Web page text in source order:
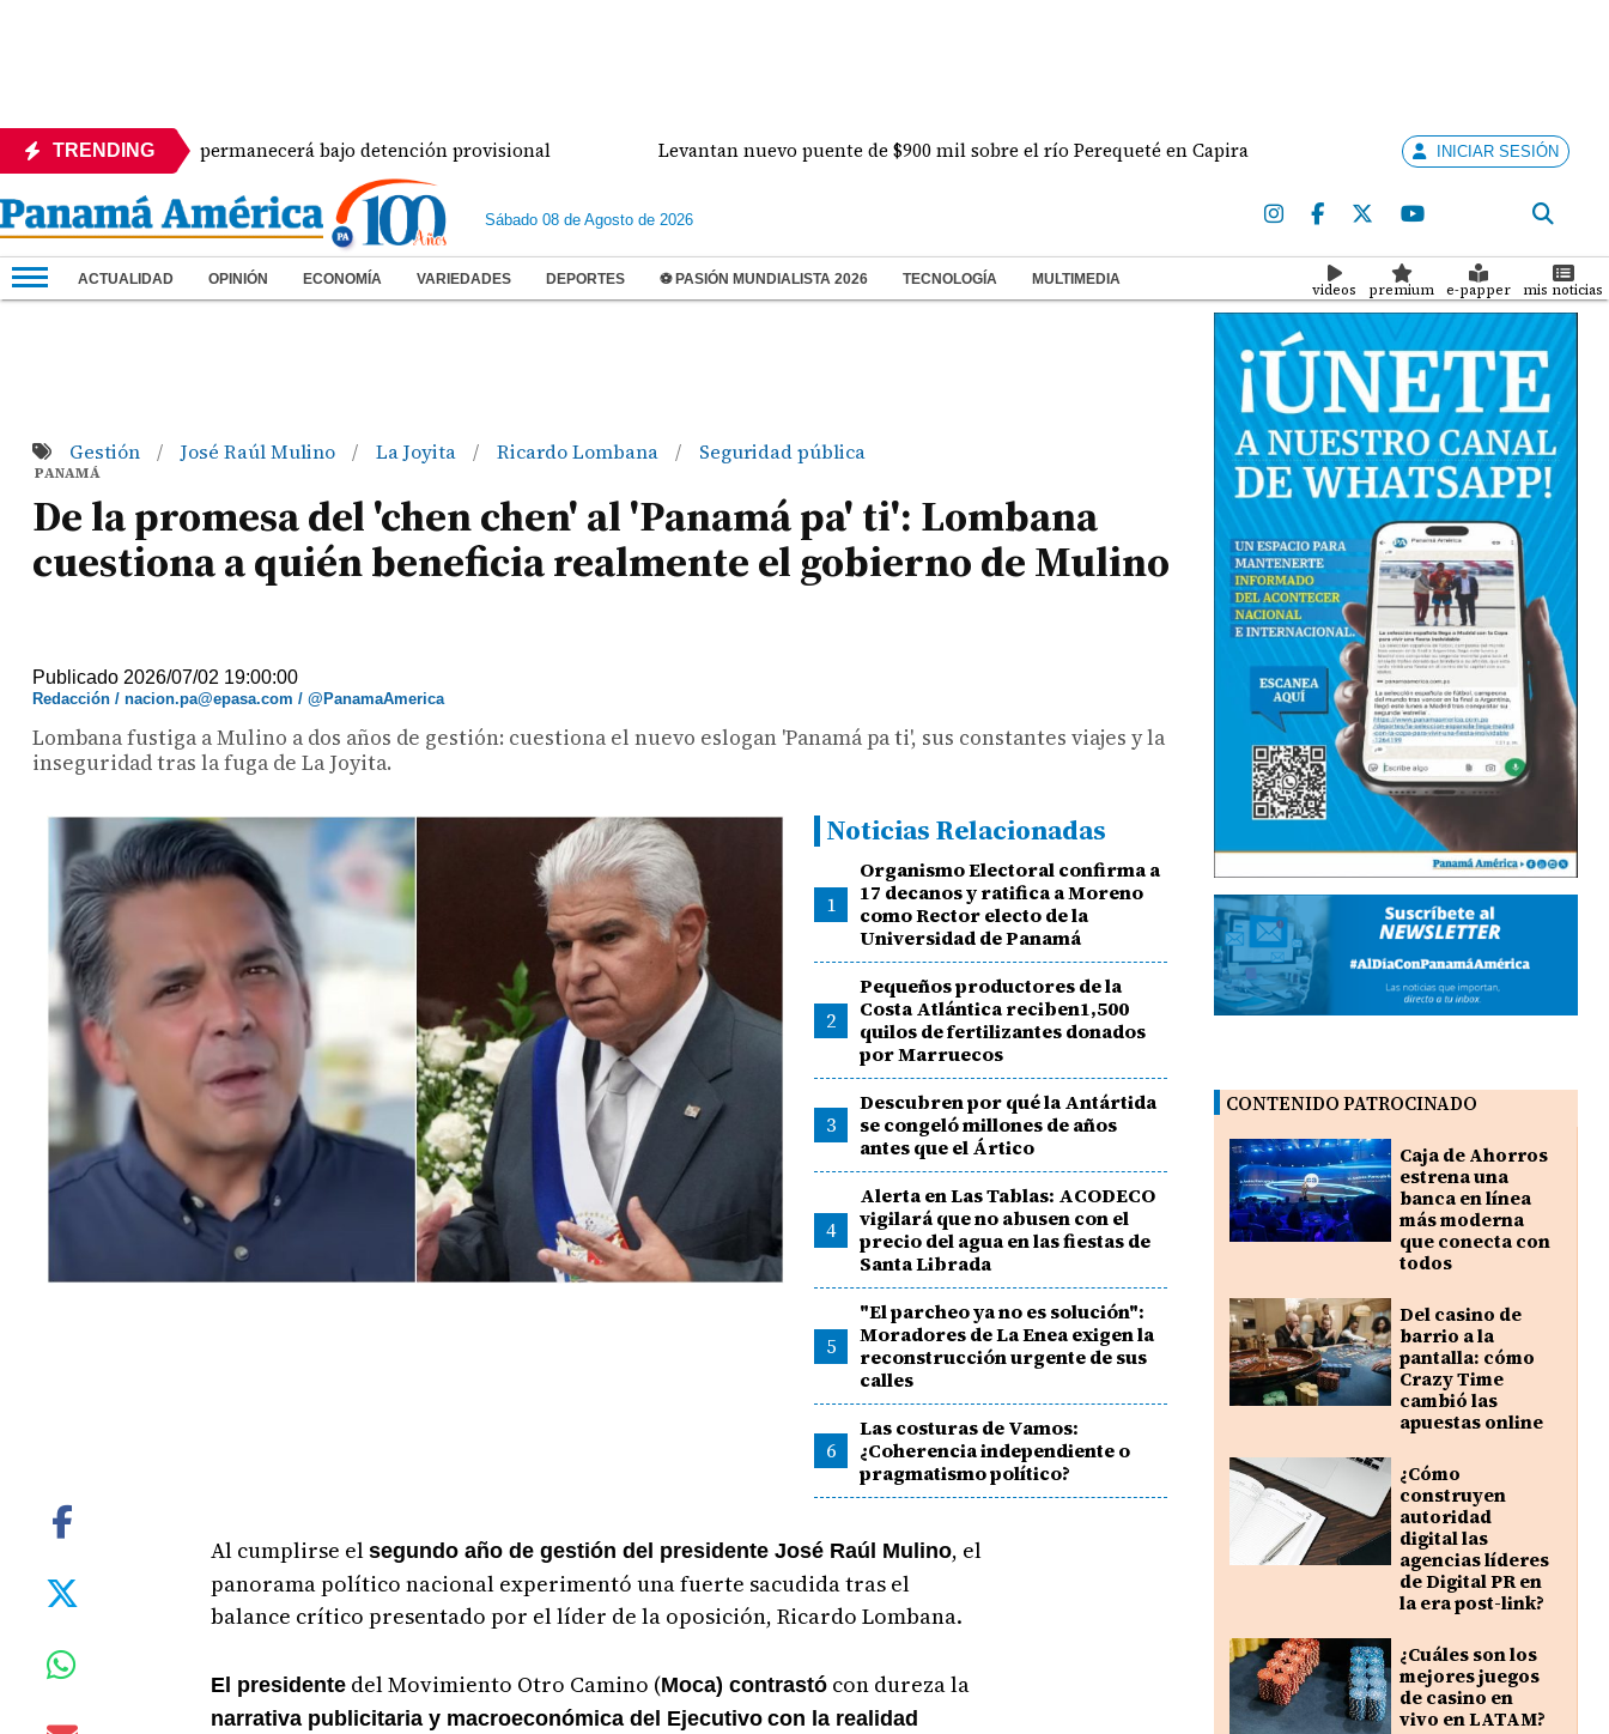
TRENDING
Moscote' permanecerá bajo detención provisional Levantan nuevo puente de $900 mil sobre el río Perequeté en Capira Nuevo Gobierno de Colombia
INICIAR SESIÓN
Sábado 08 de Agosto de 2026
ACTUALIDAD OPINIÓN ECONOMÍA VARIEDADES DEPORTES ⚽ PASIÓN MUNDIALISTA 2026 TECNOLOGÍA MULTIMEDIA
videos premium e-papper mis noticias
Gestión / José Raúl Mulino / La Joyita / Ricardo Lombana / Seguridad pública
PANAMÁ
De la promesa del 'chen chen' al 'Panamá pa' ti': Lombana
cuestiona a quién beneficia realmente el gobierno de Mulino
Publicado 2026/07/02 19:00:00
Redacción / nacion.pa@epasa.com / @PanamaAmerica
Lombana fustiga a Mulino a dos años de gestión: cuestiona el nuevo eslogan 'Panamá pa ti', sus constantes viajes y la
inseguridad tras la fuga de La Joyita.
Noticias Relacionadas
1
Organismo Electoral confirma a
17 decanos y ratifica a Moreno
como Rector electo de la
Universidad de Panamá
2
Pequeños productores de la
Costa Atlántica reciben1,500
quilos de fertilizantes donados
por Marruecos
3
Descubren por qué la Antártida
se congeló millones de años
antes que el Ártico
4
Alerta en Las Tablas: ACODECO
vigilará que no abusen con el
precio del agua en las fiestas de
Santa Librada
5
"El parcheo ya no es solución":
Moradores de La Enea exigen la
reconstrucción urgente de sus
calles
6
Las costuras de Vamos:
¿Coherencia independiente o
pragmatismo político?
Al cumplirse el segundo año de gestión del presidente José Raúl Mulino, el
panorama político nacional experimentó una fuerte sacudida tras el
balance crítico presentado por el líder de la oposición, Ricardo Lombana.
El presidentedel Movimiento Otro Camino (Moca) contrastócon dureza la
narrativa publicitaria y macroeconómica del Ejecutivo con la realidad
CONTENIDO PATROCINADO
Caja de Ahorros
estrena una
banca en línea
más moderna
que conecta con
todos
Del casino de
barrio a la
pantalla: cómo
Crazy Time
cambió las
apuestas online
¿Cómo
construyen
autoridad
digital las
agencias líderes
de Digital PR en
la era post-link?
¿Cuáles son los
mejores juegos
de casino en
vivo en LATAM?